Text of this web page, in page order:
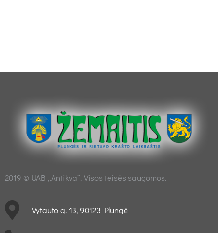
2019 © UAB „Antikva“. Visos teisės saugomos.
Vytauto g. 13, 90123 Plungė